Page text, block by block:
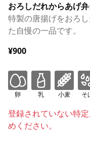
おろしだれからあげ
特製の唐揚げをおろ
た自慢の一品です。
¥900
卵 乳 小麦 そ
登録されていない特
めください。